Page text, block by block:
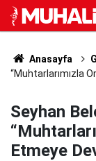
Anasayfa
“Muhtarlarımızla
Seyhan
Etmeye